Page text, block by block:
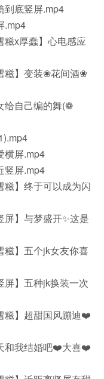
到底竖屏.mp4
.mp4
糍x厚蠢】心电感应
糍】变装❀花间酒❀
给自己编的舞(❁
横屏.mp4
竖屏.mp4
糍】终于可以成为闪
】与梦盛开✨这是
糍】五个jk女友你喜
屏】五种jk换装一次
糍】超甜国风蹦迪❤️
和我结婚吧❤️大喜❤️